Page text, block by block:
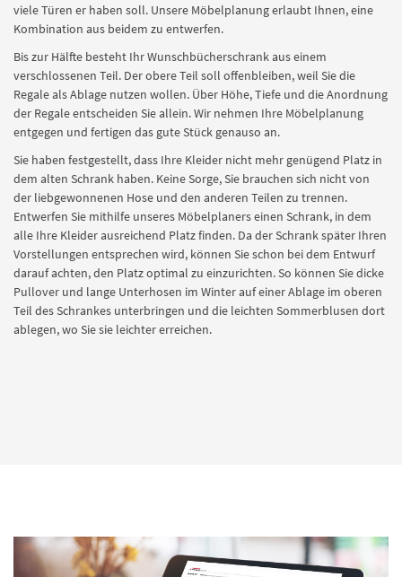
viele Türen er haben soll. Unsere Möbelplanung erlaubt Ihnen, eine
Kombination aus beidem zu entwerfen.
Bis zur Hälfte besteht Ihr Wunschbücherschrank aus einem
verschlossenen Teil. Der obere Teil soll offenbleiben, weil Sie die
Regale als Ablage nutzen wollen. Über Höhe, Tiefe und die Anordnung
der Regale entscheiden Sie allein. Wir nehmen Ihre Möbelplanung
entgegen und fertigen das gute Stück genauso an.
Sie haben festgestellt, dass Ihre Kleider nicht mehr genügend Platz in
dem alten Schrank haben. Keine Sorge, Sie brauchen sich nicht von
der liebgewonnenen Hose und den anderen Teilen zu trennen.
Entwerfen Sie mithilfe unseres Möbelplaners einen Schrank, in dem
alle Ihre Kleider ausreichend Platz finden. Da der Schrank später Ihren
Vorstellungen entsprechen wird, können Sie schon bei dem Entwurf
darauf achten, den Platz optimal zu einzurichten. So können Sie dicke
Pullover und lange Unterhosen im Winter auf einer Ablage im oberen
Teil des Schrankes unterbringen und die leichten Sommerblusen dort
ablegen, wo Sie sie leichter erreichen.